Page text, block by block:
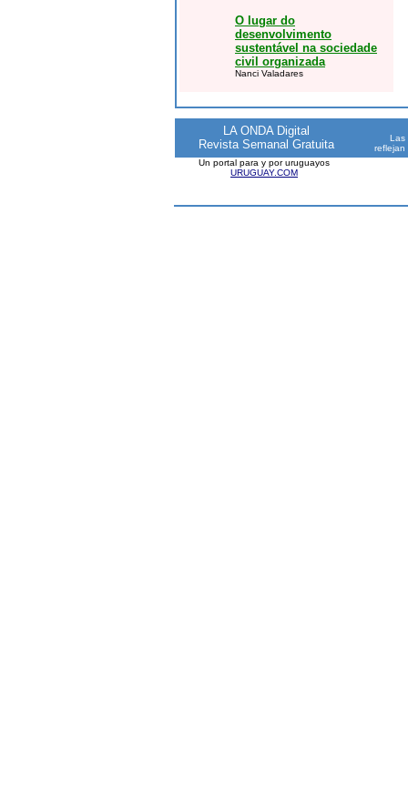
O lugar do
desenvolvimento
sustentável na sociedade
civil organizada
Nanci Valadares
LA ONDA Digital
Revista Semanal Gratuita
Las
Un portal para y por uruguayos
URUGUAY.COM